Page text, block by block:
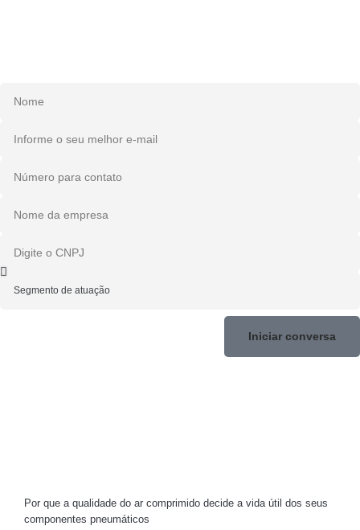
Iniciar conversa
Por que a qualidade do ar comprimido decide a vida útil dos seus
componentes pneumáticos